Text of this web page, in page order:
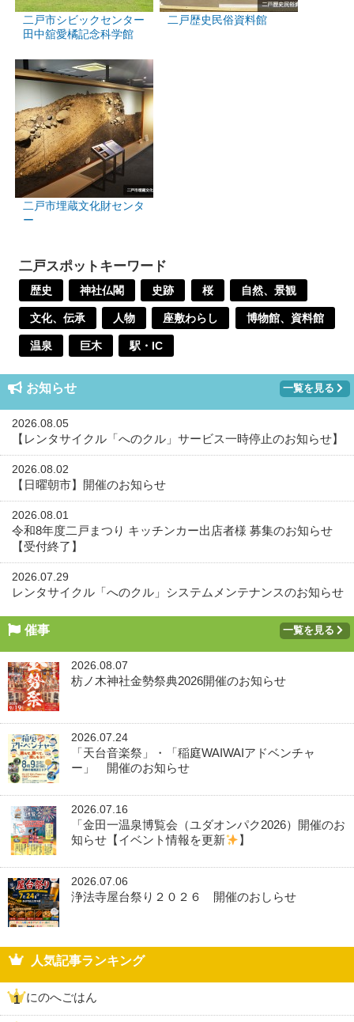
二戸市シビックセンター
田中舘愛橘記念科学館
二戸歴史民俗資料館
二戸市埋蔵文化財センタ
ー
二戸スポットキーワード
歴史 神社仏閣 史跡 桜 自然、景観
文化、伝承 人物 座敷わらし 博物館、資料館
温泉 巨木 駅・IC
お知らせ 一覧を見る
2026.08.05
【レンタサイクル「へのクル」サービス一時停止のお知らせ】
2026.08.02
【日曜朝市】開催のお知らせ
2026.08.01
令和8年度二戸まつり キッチンカー出店者様 募集のお知らせ
【受付終了】
2026.07.29
レンタサイクル「へのクル」システムメンテナンスのお知らせ
催事 一覧を見る
2026.08.07
枋ノ木神社金勢祭典2026開催のお知らせ
2026.07.24
「天台音楽祭」・「稲庭WAIWAIアドベンチャ
ー」 開催のお知らせ
2026.07.16
「金田一温泉博覧会（ユダオンパク2026）開催のお
知らせ【イベント情報を更新
】
2026.07.06
浄法寺屋台祭り２０２６ 開催のおしらせ
人気記事ランキング
にのへごはん